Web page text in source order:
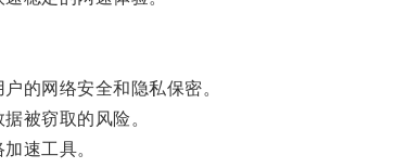
的网络安全和隐私保密。
被窃取的风险。
速工具。